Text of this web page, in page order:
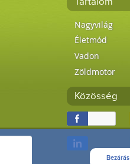
Bezárás
Nagyvilág
Életmód
Vadon
Zöldmotor
Közösség